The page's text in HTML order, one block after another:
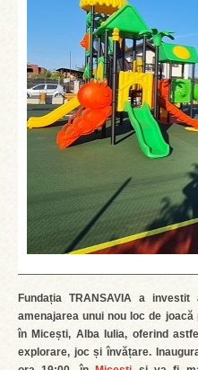
Fundația TRANSAVIA a
amenajarea unui nou loc de
în Micești, Alba Iulia, oferind
explorare, joc și învățare.